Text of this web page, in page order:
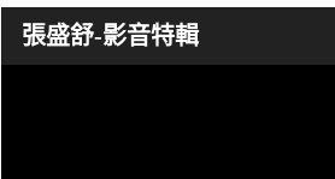
張盛舒-影音特輯